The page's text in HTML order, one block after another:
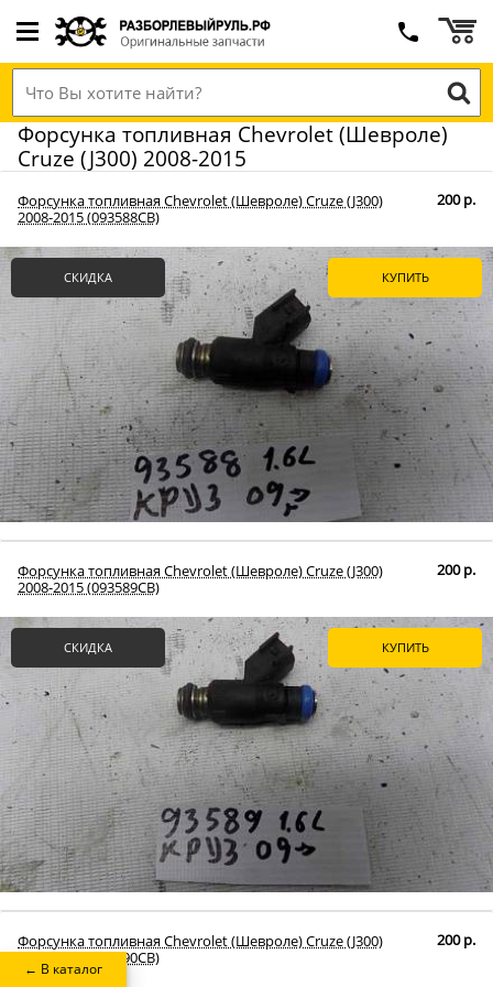
← В каталог
Форсунка топливная Chevrolet (Шевроле)
Cruze (J300) 2008-2015
Форсунка топливная Chevrolet (Шевроле) Cruze (J300)
2008-2015 (093588СВ)
200 р.
КУПИТЬ
СКИДКА
Форсунка топливная Chevrolet (Шевроле) Cruze (J300)
2008-2015 (093589СВ)
200 р.
КУПИТЬ
СКИДКА
Форсунка топливная Chevrolet (Шевроле) Cruze (J300)
2008-2015 (093590СВ)
200 р.